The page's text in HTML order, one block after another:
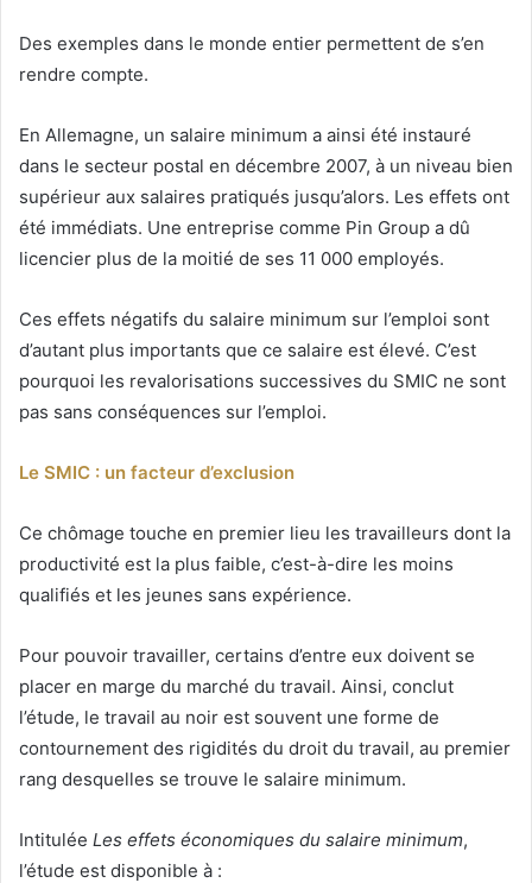
Des exemples dans le monde entier permettent de s’en
rendre compte.
En Allemagne, un salaire minimum a ainsi été instauré
dans le secteur postal en décembre 2007, à un niveau bien
supérieur aux salaires pratiqués jusqu’alors. Les effets ont
été immédiats. Une entreprise comme Pin Group a dû
licencier plus de la moitié de ses 11 000 employés.
Ces effets négatifs du salaire minimum sur l’emploi sont
d’autant plus importants que ce salaire est élevé. C’est
pourquoi les revalorisations successives du SMIC ne sont
pas sans conséquences sur l’emploi.
Le SMIC : un facteur d’exclusion
Ce chômage touche en premier lieu les travailleurs dont la
productivité est la plus faible, c’est-à-dire les moins
qualifiés et les jeunes sans expérience.
Pour pouvoir travailler, certains d’entre eux doivent se
placer en marge du marché du travail. Ainsi, conclut
l’étude, le travail au noir est souvent une forme de
contournement des rigidités du droit du travail, au premier
rang desquelles se trouve le salaire minimum.
Intitulée Les effets économiques du salaire minimum,
l’étude est disponible à :